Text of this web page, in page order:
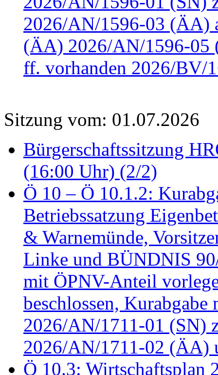
2026/AN/1596-03 (ÄA)
(ÄA) 2026/AN/1596-05
ff. vorhanden 2026/BV/
Sitzung vom: 01.07.2026
Bürgerschaftssitzung
(16:00 Uhr) (2/2)
Ö 10 – Ö 10.1.2:
Betriebssatzung
& Warnemünde,
Linke und BÜNDNIS
mit ÖPNV-Anteil
beschlossen,
2026/AN/1711-01 (SN)
2026/AN/1711-02 (ÄA)
Ö 10.3: Wirtschaftsplan